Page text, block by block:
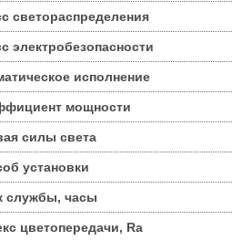
светораспределения
электробезопасности
исполнение
мощности
силы света
установки
службы, часы
цветопередачи, Ra